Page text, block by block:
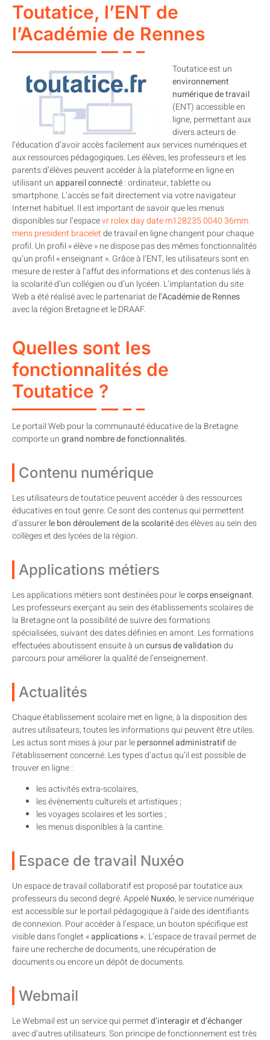
Toutatice, l’ENT de
l’Académie de Rennes
Toutatice est un
environnement
numérique de travail
(ENT) accessible en
ligne, permettant aux
divers acteurs de
l’éducation d’avoir accès facilement aux services numériques et
aux ressources pédagogiques. Les élèves, les professeurs et les
parents d’élèves peuvent accéder à la plateforme en ligne en
utilisant unappareil connecté: ordinateur, tablette ou
smartphone. L’accès se fait directement via votre navigateur
Internet habituel. Il est important de savoir que les menus
disponibles sur l’espacevr rolex day date m128235 0040 36mm
mens president braceletde travail en ligne changent pour chaque
profil. Un profil « élève » ne dispose pas des mêmes fonctionnalités
qu’un profil « enseignant ». Grâce à l’ENT, les utilisateurs sont en
mesure de rester à l’affut des informations et des contenus liés à
la scolarité d’un collégien ou d’un lycéen. L’implantation du site
Web a été réalisé avec le partenariat del’Académie de Rennes
avec la région Bretagne et le DRAAF.
Quelles sont les
fonctionnalités de
Toutatice ?
Le portail Web pour la communauté éducative de la Bretagne
comporte ungrand nombre de fonctionnalités.
Contenu numérique
Les utilisateurs de toutatice peuvent accéder à des ressources
éducatives en tout genre. Ce sont des contenus qui permettent
d’assurerle bon déroulement de la scolaritédes élèves au sein des
collèges et des lycées de la région.
Applications métiers
Les applications métiers sont destinées pour lecorps enseignant.
Les professeurs exerçant au sein des établissements scolaires de
la Bretagne ont la possibilité de suivre des formations
spécialisées, suivant des dates définies en amont. Les formations
effectuées aboutissent ensuite à uncursus de validationdu
parcours pour améliorer la qualité de l’enseignement.
Actualités
Chaque établissement scolaire met en ligne, à la disposition des
autres utilisateurs, toutes les informations qui peuvent être utiles.
Les actus sont mises à jour par lepersonnel administratifde
l’établissement concerné. Les types d’actus qu’il est possible de
trouver en ligne :
les activités extra-scolaires,
les évènements culturels et artistiques ;
les voyages scolaires et les sorties ;
les menus disponibles à la cantine.
Espace de travail Nuxéo
Un espace de travail collaboratif est proposé par toutatice aux
professeurs du second degré. AppeléNuxéo, le service numérique
est accessible sur le portail pédagogique à l’aide des identifiants
de connexion. Pour accéder à l’espace, un bouton spécifique est
visible dans l’onglet «applications ». L’espace de travail permet de
faire une recherche de documents, une récupération de
documents ou encore un dépôt de documents.
Webmail
Le Webmail est un service qui permetd’interagir et d’échanger
avec d’autres utilisateurs. Son principe de fonctionnement est très